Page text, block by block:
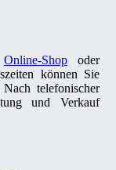
Online-Shopoder
können Sie
telefonischer
und Verkauf